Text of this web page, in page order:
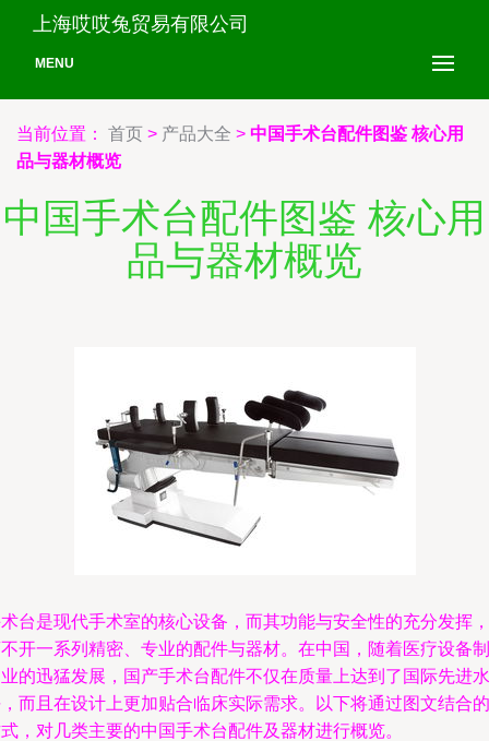
上海哎哎兔贸易有限公司
MENU
当前位置： 首页 > 产品大全 > 中国手术台配件图鉴 核心用
品与器材概览
中国手术台配件图鉴 核心用
品与器材概览
台是现代手术室的核心设备，而其功能与安全性的充分发挥，
开一系列精密、专业的配件与器材。在中国，随着医疗设备制
的迅猛发展，国产手术台配件不仅在质量上达到了国际先进水
而且在设计上更加贴合临床实际需求。以下将通过图文结合的
，对几类主要的中国手术台配件及器材进行概览。